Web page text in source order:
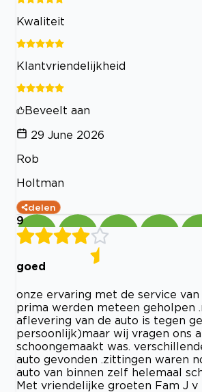
Kwaliteit
Klantvriendelijkheid
Beveelt aan
29 June 2026
Rob
Holtman
delen
9
goed
onze ervaring met de service van
prima werden meteen geholpen
aflevering van de auto is tegen
persoonlijk)maar wij vragen ons
schoongemaakt was.
auto gevonden .zittingen waren
auto van binnen zelf helemaal
Met vriendelijke groeten Fam J v